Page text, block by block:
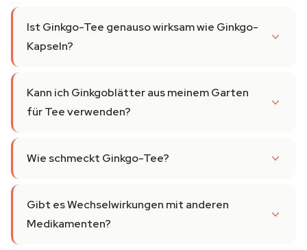
Ist Ginkgo-Tee genauso wirksam wie Ginkgo-
Kapseln?
Kann ich Ginkgoblätter aus meinem Garten
für Tee verwenden?
Wie schmeckt Ginkgo-Tee?
Gibt es Wechselwirkungen mit anderen
Medikamenten?